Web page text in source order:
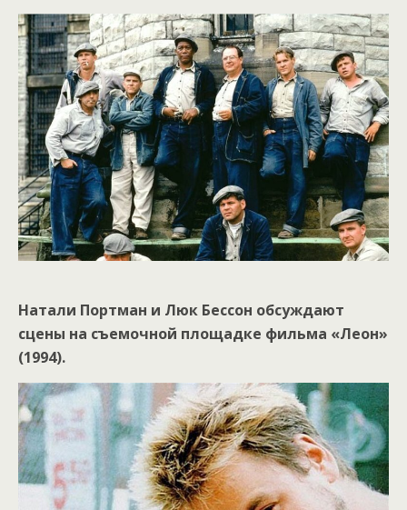
Натали Портман и Люк Бессон обсуждают
сцены на съемочной площадке фильма «Леон»
(1994).